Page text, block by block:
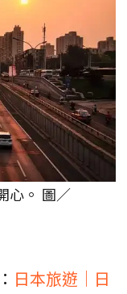
心。 圖／
日本旅遊｜日